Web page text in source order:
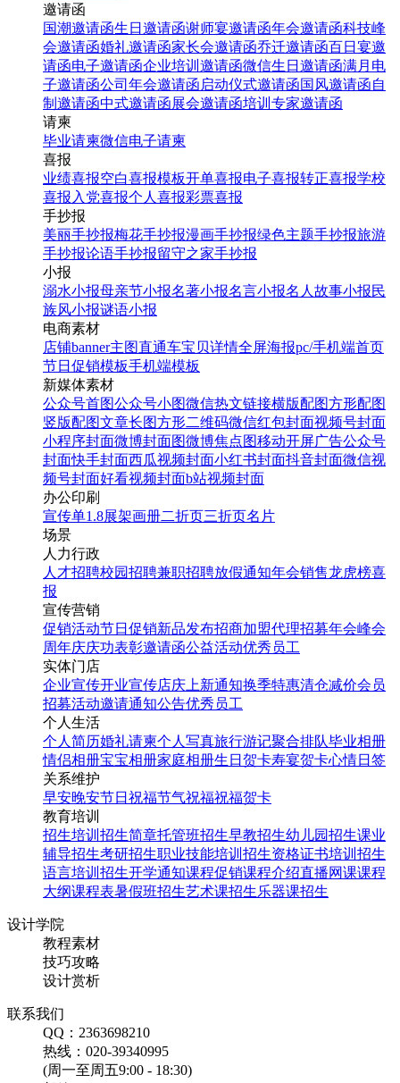
邀请函
国潮邀请函生日邀请函谢师宴邀请函年会邀请函科技峰
会邀请函婚礼邀请函家长会邀请函乔迁邀请函百日宴邀
请函电子邀请函企业培训邀请函微信生日邀请函满月电
子邀请函公司年会邀请函 启动仪式邀请函国风邀请函自
制邀请函中式邀请函展会邀请函培训专家邀请函
请柬
毕业请柬微信电子请柬
喜报
业绩喜报空白喜报模板开单喜报电子喜报转正喜报学校
喜报 入党喜报个人喜报彩票喜报
手抄报
美丽手抄报梅花手抄报漫画手抄报绿色主题手抄报旅游
手抄报论语手抄报留守之家手抄报
小报
溺水小报母亲节小报名著小报名言小报名人故事小报民
族风小报谜语小报
电商素材
店铺banner主图直通车宝贝详情全屏海报pc/手机端首页
节日促销模板手机端模板
新媒体素材
公众号首图公众号小图微信热文链接横版配图方形配图
竖版配图文章长图方形二维码微信红包封面视频号封面
小程序封面微博封面图微博焦点图移动开屏广告公众号
封面快手封面西瓜视频封面小红书封面抖音封面微信视
频号封面好看视频封面b站视频封面
办公印刷
宣传单1.8展架画册二折页三折页名片
场景
人力行政
人才招聘校园招聘兼职招聘放假通知年会销售龙虎榜喜
报
宣传营销
促销活动节日促销新品发布招商加盟代理招募年会峰会
周年庆庆功表彰邀请函公益活动优秀员工
实体门店
企业宣传开业宣传店庆 上新通知换季特惠清仓减价会员
招募活动邀请通知公告优秀员工
个人生活
个人简历婚礼请柬个人写真旅行游记聚合排队毕业相册
情侣相册宝宝相册家庭相册生日贺卡寿宴贺卡心情日签
关系维护
早安晚安节日祝福节气祝福祝福贺卡
教育培训
招生培训 招生简章托管班招生早教招生幼儿园招生课业
辅导招生考研招生职业技能培训招生资格证书培训招生
语言培训招生开学通知课程促销课程介绍直播网课课程
大纲课程表暑假班招生艺术课招生乐器课招生
设计学院
教程素材
技巧攻略
设计赏析
联系我们
QQ：2363698210
热线：020-39340995
(周一至周五9:00 - 18:30)